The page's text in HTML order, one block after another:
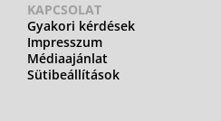
KAPCSOLAT
Gyakori kérdések
Impresszum
Médiaajánlat
Sütibeállítások